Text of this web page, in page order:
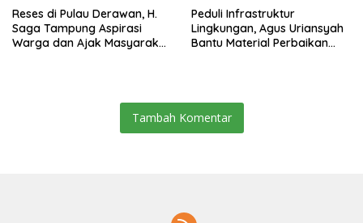
Reses di Pulau Derawan, H.
Saga Tampung Aspirasi
Warga dan Ajak Masyarakat
Peduli Infrastruktur
Lingkungan, Agus Uriansyah
Bantu Material Perbaikan
Tambah Komentar